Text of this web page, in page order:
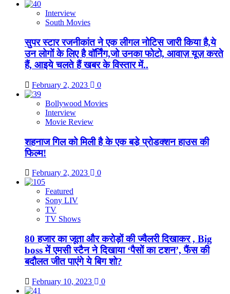
Interview
South Movies
सुपर स्टार रजनीकांत ने एक लीगल नोटिस जारी किया है,ये
उन लोगों के लिए है वॉर्निंग,जो उनका फोटो, आवाज़ यूज़ करते
हैं, आइये चलते हैं खबर के विस्तार में..
February 2, 2023 0
Bollywood Movies
Interview
Movie Review
शहनाज गिल को मिली है के एक बडे़ प्रोडक्शन हाउस की
फिल्म!
February 2, 2023 0
Featured
Sony LIV
TV
TV Shows
80 हजार का जूता और करोड़ों की ज्वैलरी दिखाकर , Big
boss में एमसी स्टैन ने दिखाया ‘पैसों का टशन’, फैंस की
बदौलत जीत पाएंगे ये बिग शो?
February 10, 2023 0